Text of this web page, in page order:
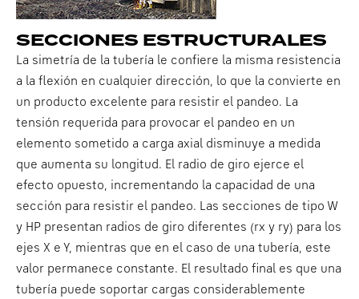
SECCIONES ESTRUCTURALES
La simetría de la tubería le confiere la misma resistencia
a la flexión en cualquier dirección, lo que la convierte en
un producto excelente para resistir el pandeo. La
tensión requerida para provocar el pandeo en un
elemento sometido a carga axial disminuye a medida
que aumenta su longitud. El radio de giro ejerce el
efecto opuesto, incrementando la capacidad de una
sección para resistir el pandeo. Las secciones de tipo W
y HP presentan radios de giro diferentes (rx y ry) para los
ejes X e Y, mientras que en el caso de una tubería, este
valor permanece constante. El resultado final es que una
tubería puede soportar cargas considerablemente